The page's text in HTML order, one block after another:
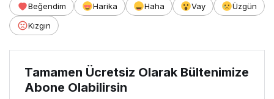
Beğendim Harika Haha Vay
Üzgün
Kızgın
Tamamen Ücretsiz Olarak Bültenimize
Abone Olabilirsin